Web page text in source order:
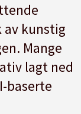
av kunstig
Mange
lagt ned
baserte